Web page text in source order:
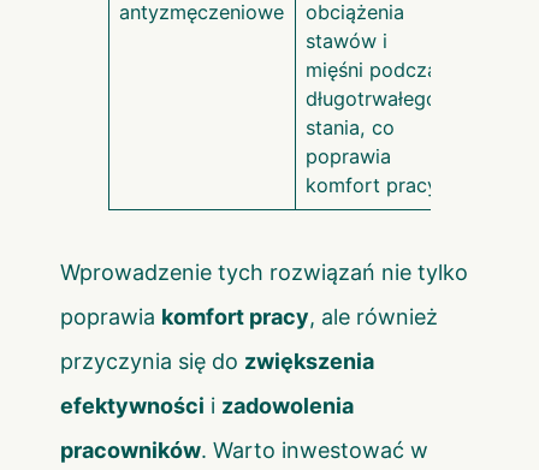
antyzmęczeniowe
obciążenia
stawów i
mięśni podczas
długotrwałego
stania, co
poprawia
komfort pracy.
Wprowadzenie tych rozwiązań nie tylko
poprawia komfort pracy, ale również
przyczynia się do zwiększenia
efektywności i zadowolenia
pracowników. Warto inwestować w